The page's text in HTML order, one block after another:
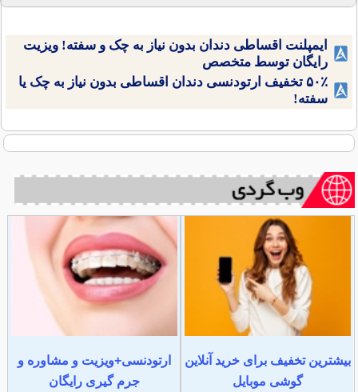
ایمپلنت اقساطی دندان بدون نیاز به چک و سفته! ویزیت
رایگان توسط متخصص
۵۰٪ تخفیف ارتودنسی دندان اقساطی بدون نیاز به چک یا
سفته!
بیشترین تخفیف برای خرید آنلاین
گوشی موبایل
ارتودنسی+ویزیت و مشاوره و
جرم گیری رایگان